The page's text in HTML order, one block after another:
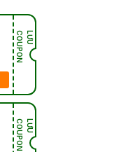
L
Ư
U
C
O
U
P
O
N
L
Ư
U
C
O
U
P
O
N